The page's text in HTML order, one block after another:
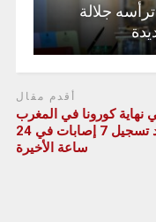
جلالة
أقدم مقال
نهاية كورونا في المغرب
بعد تسجيل 7 إصابات في 24
ساعة الأخيرة